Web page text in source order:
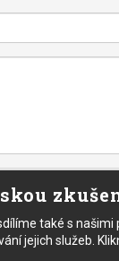
také s našimi
jejich služeb.